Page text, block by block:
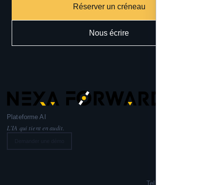
Réserver un créneau
Nous écrire
Plateforme AI
L'IA qui tient en audit.
Tel: +33 6 99 02 72 50